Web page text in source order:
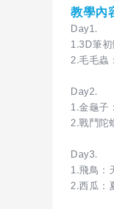
教學內
Day1.
1.3D筆初
2.毛毛蟲
Day2.
1.金龜子
2.戰鬥陀
Day3.
1.飛鳥：
2.西瓜：